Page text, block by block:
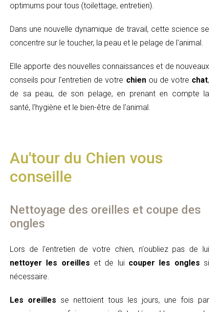
optimums pour tous (toilettage, entretien).
Dans une nouvelle dynamique de travail, cette science se
concentre sur le toucher, la peau et le pelage de l'animal.
Elle apporte des nouvelles connaissances et de nouveaux
conseils pour l'entretien de votre chienou de votre chat,
de sa peau, de son pelage, en prenant en compte la
santé, l'hygiène et le bien-être de l'animal.
Au'tour du Chien vous
conseille
Nettoyage des oreilles et coupe des
ongles
Lors de l'entretien de votre chien, n'oubliez pas de lui
nettoyer les oreilles et de lui couper les ongles si
nécessaire.
Les oreilles se nettoient tous les jours, une fois par